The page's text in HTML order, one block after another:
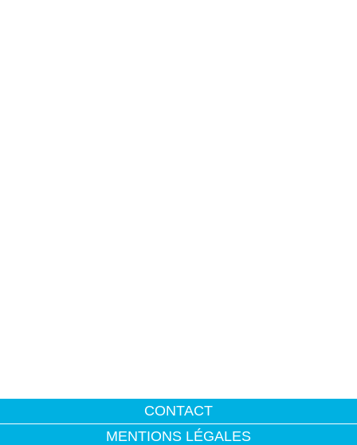
CONTACT
MENTIONS LÉGALES